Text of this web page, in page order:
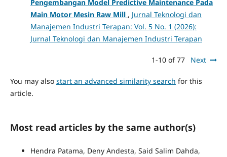
Pengembangan Model Predictive Maintenance Pada
Main Motor Mesin Raw Mill , Jurnal Teknologi dan
Manajemen Industri Terapan: Vol. 5 No. 1 (2026):
Jurnal Teknologi dan Manajemen Industri Terapan
1-10 of 77 Next
You may also start an advanced similarity search for this
article.
Most read articles by the same author(s)
Hendra Patama, Deny Andesta, Said Salim Dahda,